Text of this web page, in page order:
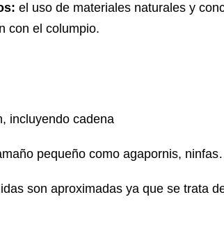
el uso de materiales naturales y
con el columpio.
incluyendo cadena
pequeño como agapornis,
son aproximadas ya que se trata